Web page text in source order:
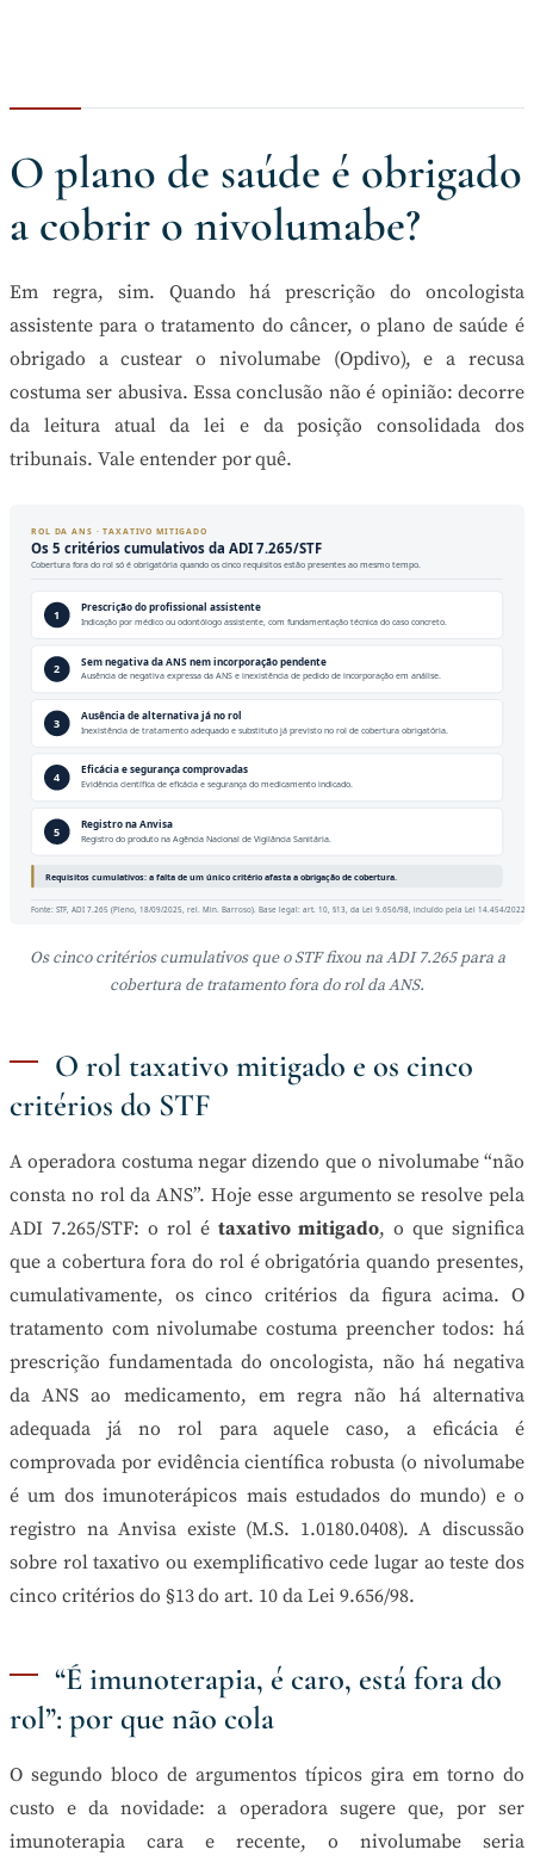
O plano de saúde é obrigado
a cobrir o nivolumabe?
Em regra, sim. Quando há prescrição do oncologista
assistente para o tratamento do câncer, o plano de saúde é
obrigado a custear o nivolumabe (Opdivo), e a recusa
costuma ser abusiva. Essa conclusão não é opinião: decorre
da leitura atual da lei e da posição consolidada dos
tribunais. Vale entender por quê.
ROL DA ANS · TAXATIVO MITIGADO
Os 5 critérios cumulativos da ADI 7.265/STF
Cobertura fora do rol só é obrigatória quando os cinco requisitos estão presentes ao mesmo tempo.
1
Prescrição do profissional assistente
Indicação por médico ou odontólogo assistente, com fundamentação técnica do caso concreto.
2
Sem negativa da ANS nem incorporação pendente
Ausência de negativa expressa da ANS e inexistência de pedido de incorporação em análise.
3
Ausência de alternativa já no rol
Inexistência de tratamento adequado e substituto já previsto no rol de cobertura obrigatória.
4
Eficácia e segurança comprovadas
Evidência científica de eficácia e segurança do medicamento indicado.
5
Registro na Anvisa
Registro do produto na Agência Nacional de Vigilância Sanitária.
Requisitos cumulativos: a falta de um único critério afasta a obrigação de cobertura.
Fonte: STF, ADI 7.265 (Pleno, 18/09/2025, rel. Min. Barroso). Base legal: art. 10, §13, da Lei 9.656/98, incluído pela Lei 14.454/2022.
Os cinco critérios cumulativos que o STF fixou na ADI 7.265 para a
cobertura de tratamento fora do rol da ANS.
O rol taxativo mitigado e os cinco
critérios do STF
A operadora costuma negar dizendo que o nivolumabe “não
consta no rol da ANS”. Hoje esse argumento se resolve pela
ADI 7.265/STF: o rol é taxativo mitigado, o que significa
que a cobertura fora do rol é obrigatória quando presentes,
cumulativamente, os cinco critérios da figura acima. O
tratamento com nivolumabe costuma preencher todos: há
prescrição fundamentada do oncologista, não há negativa
da ANS ao medicamento, em regra não há alternativa
adequada já no rol para aquele caso, a eficácia é
comprovada por evidência científica robusta (o nivolumabe
é um dos imunoterápicos mais estudados do mundo) e o
registro na Anvisa existe (M.S. 1.0180.0408). A discussão
sobre rol taxativo ou exemplificativo cede lugar ao teste dos
cinco critérios do §13 do art. 10 da Lei 9.656/98.
“É imunoterapia, é caro, está fora do
rol”: por que não cola
O segundo bloco de argumentos típicos gira em torno do
custo e da novidade: a operadora sugere que, por ser
imunoterapia cara e recente, o nivolumabe seria